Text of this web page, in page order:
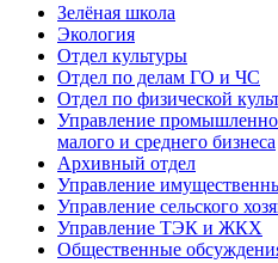
Зелёная школа
Экология
Отдел культуры
Отдел по делам ГО и ЧС
Отдел по физической
Управление
малого и среднего бизнеса
Архивный отдел
Управление
Управление сельского
Управление ТЭК и ЖКХ
Общественные